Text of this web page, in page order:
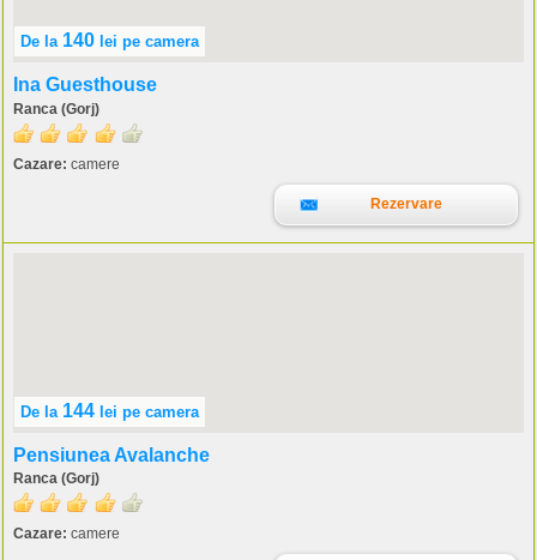
De la 140 lei pe camera
Ina Guesthouse
Ranca (Gorj)
Cazare: camere
Rezervare
De la 144 lei pe camera
Pensiunea Avalanche
Ranca (Gorj)
Cazare: camere